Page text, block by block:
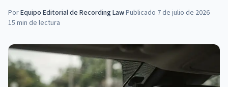
PorEquipo Editorial de Recording Law·Publicado 7 de julio de 2026
15 min de lectura